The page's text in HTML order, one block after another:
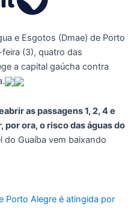
e Esgotos (Dmae) de Porto
(3), quatro das
a capital gaúcha contra
as passagens 1, 2, 4 e
por ora, o risco das águas do
do Guaíba vem baixando
Porto Alegre é atingida por